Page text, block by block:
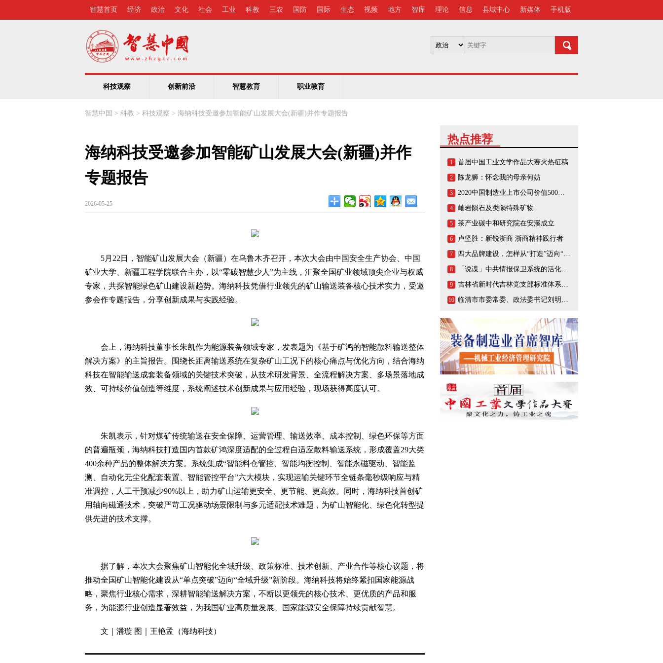
智慧首页 经济 政治 文化 社会 工业 科教 三农 国防 国际 生态 视频 地方 智库 理论 信息 县域中心 新媒体 手机版
科技观察 创新前沿 智慧教育 职业教育
智慧中国 > 科教 > 科技观察 > 海纳科技受邀参加智能矿山发展大会(新疆)并作专题报告
海纳科技受邀参加智能矿山发展大会(新疆)并作
专题报告
2026-05-25
5月22日，智能矿山发展大会（新疆）在乌鲁木齐召开，本次大会由中国安全生产协会、中国
矿业大学、新疆工程学院联合主办，以“零碳智慧少人”为主线，汇聚全国矿业领域顶尖企业与权威
专家，共探智能绿色矿山建设新趋势。海纳科技凭借行业领先的矿山输送装备核心技术实力，受邀
参会作专题报告，分享创新成果与实践经验。
会上，海纳科技董事长朱凯作为能源装备领域专家，发表题为《基于矿鸿的智能散料输送整体
解决方案》的主旨报告。围绕长距离输送系统在复杂矿山工况下的核心痛点与优化方向，结合海纳
科技在智能输送成套装备领域的关键技术突破，从技术研发背景、全流程解决方案、多场景落地成
效、可持续价值创造等维度，系统阐述技术创新成果与应用经验，现场获得高度认可。
朱凯表示，针对煤矿传统输送在安全保障、运营管理、输送效率、成本控制、绿色环保等方面
的普遍瓶颈，海纳科技打造国内首款矿鸿深度适配的全过程自适应散料输送系统，形成覆盖29大类
400余种产品的整体解决方案。系统集成“智能料仓管控、智能均衡控制、智能永磁驱动、智能监
测、自动化无尘化配套装置、智能管控平台”六大模块，实现运输关键环节全链条毫秒级响应与精
准调控，人工干预减少90%以上，助力矿山运输更安全、更节能、更高效。同时，海纳科技首创矿
用轴向磁通技术，突破严苛工况驱动场景限制与多元适配技术难题，为矿山智能化、绿色化转型提
供先进的技术支撑。
据了解，本次大会聚焦矿山智能化全域升级、政策标准、技术创新、产业合作等核心议题，将
推动全国矿山智能化建设从“单点突破”迈向“全域升级”新阶段。海纳科技将始终紧扣国家能源战
略，聚焦行业核心需求，深耕智能输送解决方案，不断以更领先的核心技术、更优质的产品和服
务，为能源行业创造显著效益，为我国矿业高质量发展、国家能源安全保障持续贡献智慧。
文｜潘璇 图｜王艳孟（海纳科技）
热点推荐
1 首届中国工业文学作品大赛火热征稿
2 陈龙狮：怀念我的母亲何妨
3 2020中国制造业上市公司价值500强榜单
4 岫岩陨石及类陨特殊矿物
5 茶产业碳中和研究院在安溪成立
6 卢坚胜：新锐浙商 浙商精神践行者
7 四大品牌建设，怎样从“打造”迈向“打响”
8 「说谍」中共情报保卫系统的活化石，一生战斗在情报战线的陈养山
9 吉林省新时代吉林党支部标准体系（BTX）建设把基层党支部打造成坚强的战斗堡垒
10 临清市市委常委、政法委书记刘明峰领导一行莅临连城智造小镇·烟店轴承产业园调研指导